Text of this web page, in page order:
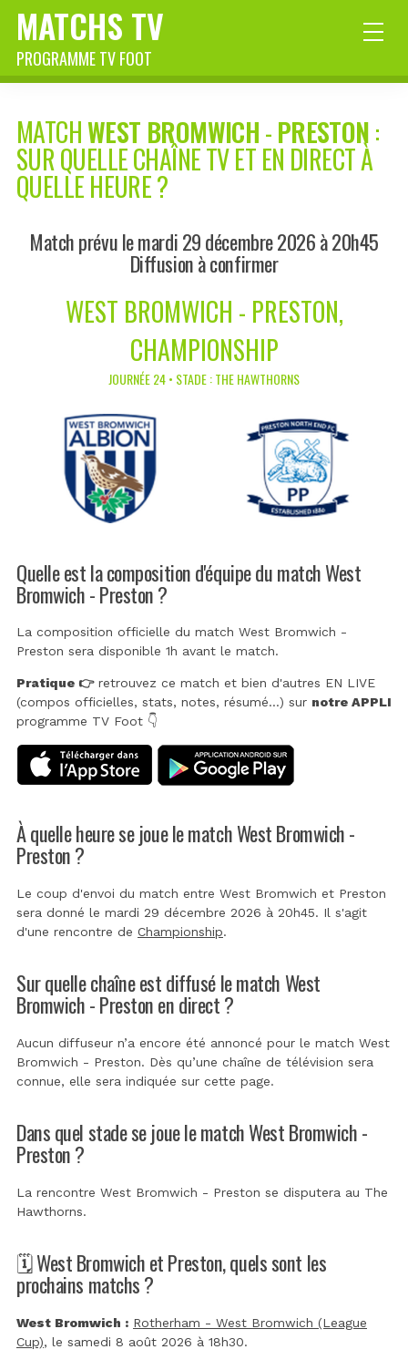
MATCHS TV
PROGRAMME TV FOOT
MATCHWEST BROMWICH-PRESTON:
SUR QUELLE CHAÎNE TV ET EN DIRECT À
QUELLE HEURE ?
Match prévu le mardi 29 décembre 2026 à 20h45
Diffusion à confirmer
WEST BROMWICH - PRESTON,
CHAMPIONSHIP
JOURNÉE 24 • STADE : THE HAWTHORNS
Quelle est la composition d'équipe du match West
Bromwich - Preston ?
La composition officielle du match West Bromwich -
Preston sera disponible 1h avant le match.
Pratique 👉retrouvez ce match et bien d'autres EN LIVE
(compos officielles, stats, notes, résumé...) sur notre APPLI
programme TV Foot 👇
À quelle heure se joue le match West Bromwich -
Preston ?
Le coup d'envoi du match entre West Bromwich et Preston
sera donné le mardi 29 décembre 2026 à 20h45. Il s'agit
d'une rencontre de Championship.
Sur quelle chaîne est diffusé le match West
Bromwich - Preston en direct ?
Aucun diffuseur n’a encore été annoncé pour le match West
Bromwich - Preston. Dès qu’une chaîne de télévision sera
connue, elle sera indiquée sur cette page.
Dans quel stade se joue le match West Bromwich -
Preston ?
La rencontre West Bromwich - Preston se disputera au The
Hawthorns.
🗓️ West Bromwich et Preston, quels sont les
prochains matchs ?
West Bromwich : Rotherham - West Bromwich (League
Cup), le samedi 8 août 2026 à 18h30.